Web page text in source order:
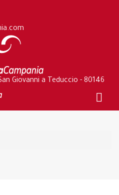
Giovanni a Teduccio - 80146